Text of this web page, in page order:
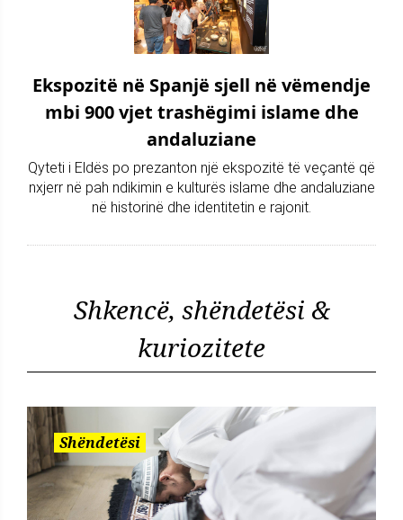
Ekspozitë në Spanjë sjell në vëmendje
mbi 900 vjet trashëgimi islame dhe
andaluziane
Qyteti i Eldës po prezanton një ekspozitë të veçantë që
nxjerr në pah ndikimin e kulturës islame dhe andaluziane
në historinë dhe identitetin e rajonit.
Shkencë, shëndetësi &
kuriozitete
Shëndetësi